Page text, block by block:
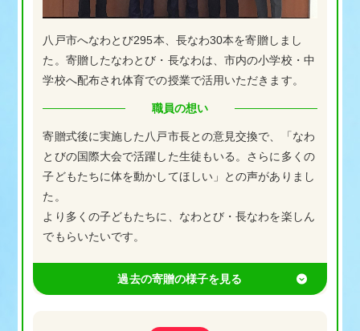
八戸市へなわとび295本、長なわ30本を寄贈しまし
た。寄贈したなわとび・長なわは、市内の小学校・中
学校へ配布され体育での授業で活用いただきます。
職員の想い
寄贈式後に実施した八戸市長との意見交換で、「なわ
とびの国際大会で活躍した生徒もいる。さらに多くの
子どもたちに体を動かしてほしい」との声がありまし
た。
より多くの子どもたちに、なわとび・長なわを楽しん
でもらいたいです。